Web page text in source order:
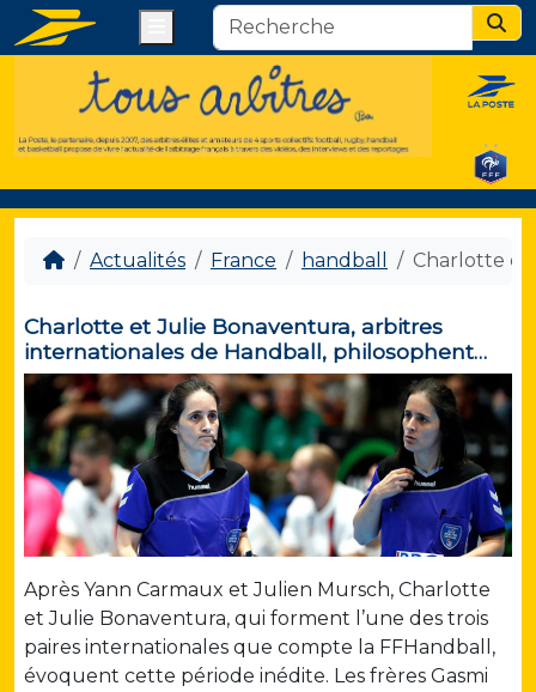
Actualités France handball Charlotte et
Charlotte et Julie Bonaventura, arbitres
internationales de Handball, philosophent…
Après Yann Carmaux et Julien Mursch, Charlotte
et Julie Bonaventura, qui forment l’une des trois
paires internationales que compte la FFHandball,
évoquent cette période inédite. Les frères Gasmi